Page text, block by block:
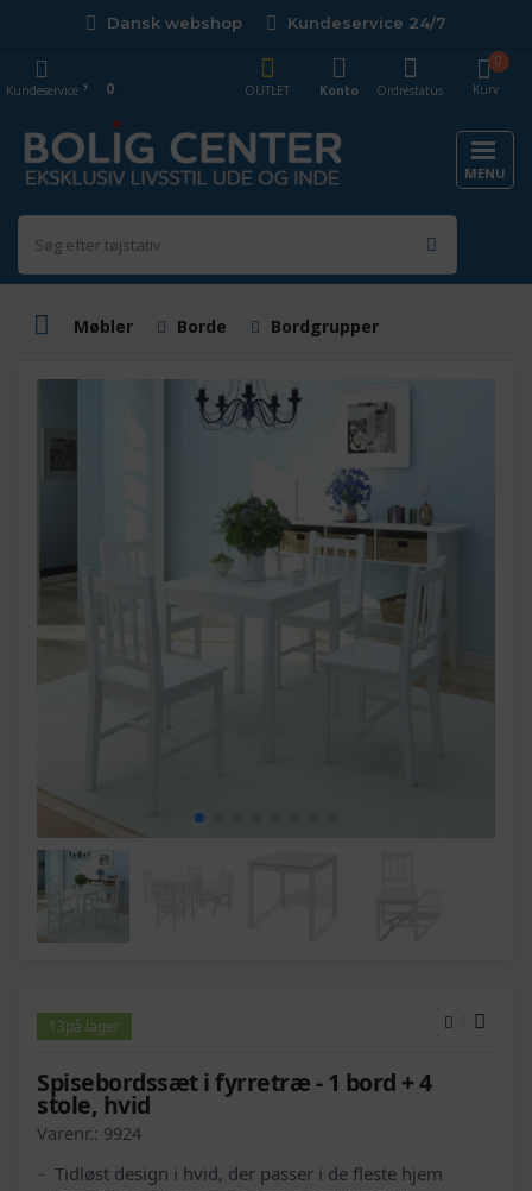
Dansk webshop Kundeservice 24/7
Kurv
0
OUTLET
Konto Ordrestatus
Kundeservice 0
MENU
Møbler Borde Bordgrupper
13på lager
Spisebordssæt i fyrretræ - 1 bord + 4
stole, hvid
Varenr.: 9924
Tidløst design i hvid, der passer i de fleste hjem